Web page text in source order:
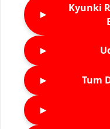
►
Kyunki
►
► Tum
►